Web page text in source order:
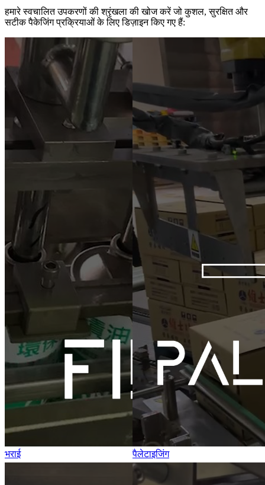
हमारे स्वचालित उपकरणों की श्रृंखला की खोज करें जो कुशल, सुरक्षित और
सटीक पैकेजिंग प्रक्रियाओं के लिए डिज़ाइन किए गए हैं:
भराई पैलेटाइजिंग